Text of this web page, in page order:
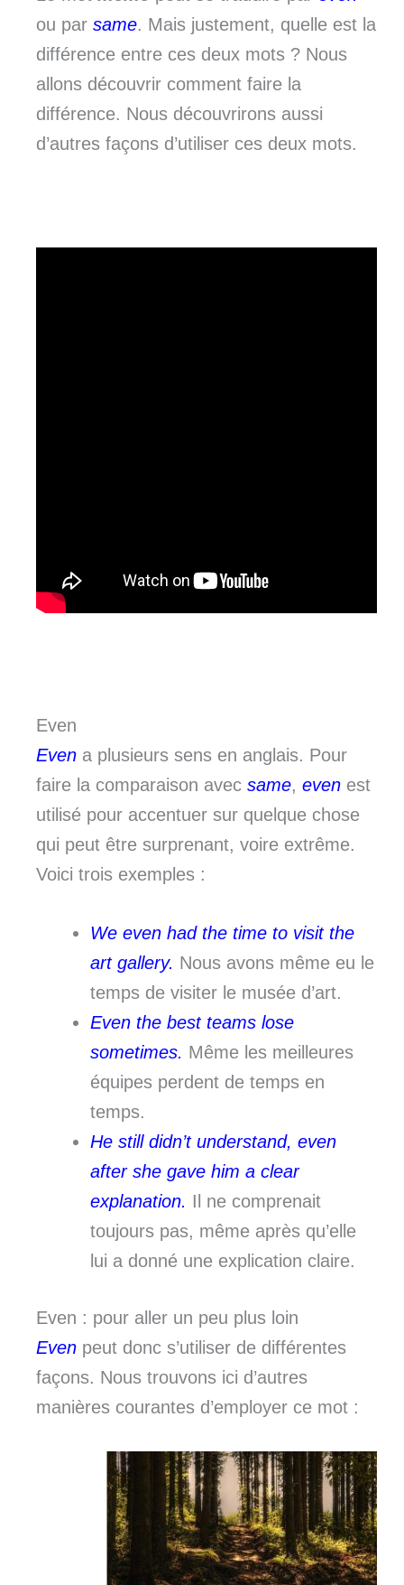
ou par same. Mais justement, quelle est la
différence entre ces deux mots ? Nous
allons découvrir comment faire la
différence. Nous découvrirons aussi
d’autres façons d’utiliser ces deux mots.
Even
Even a plusieurs sens en anglais. Pour
faire la comparaison avec same, even est
utilisé pour accentuer sur quelque chose
qui peut être surprenant, voire extrême.
Voici trois exemples :
We even had the time to visit the
art gallery. Nous avons même eu le
temps de visiter le musée d’art.
Even the best teams lose
sometimes. Même les meilleures
équipes perdent de temps en
temps.
He still didn’t understand, even
after she gave him a clear
explanation. Il ne comprenait
toujours pas, même après qu’elle
lui a donné une explication claire.
Even : pour aller un peu plus loin
Even peut donc s’utiliser de différentes
façons. Nous trouvons ici d’autres
manières courantes d’employer ce mot :